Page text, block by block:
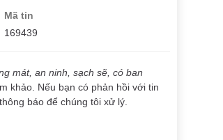
Mã tin
169439
mát, an ninh, sạch sẽ, có ban
khảo. Nếu bạn có phản hồi với tin
báo để chúng tôi xử lý.